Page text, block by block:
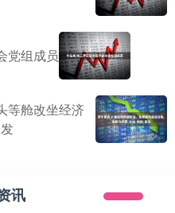
党组成员
等舱改坐经济
讯